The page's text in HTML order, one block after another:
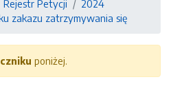
Rejestr Petycji
2024
zakazu zatrzymywania się
poniżej.